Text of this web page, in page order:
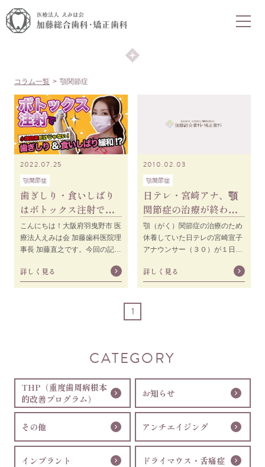
COLUMN
コラム
コラム一覧 顎関節症
2022.07.25
顎関節症
歯ぎしり・食いしばり
はボトックス注射で緩
和させましょう！
こんにちは！大阪府羽曳野市 医
療法人えみは会 加藤歯科医院理
事長 加藤直之です。今回の記事
食いしばりの説明を踏
詳しく見る
2010.02.03
顎関節症
日テレ・宮崎アナ、顎
関節症の治療が終わ
り、復帰へ。
顎（がく）関節症の治療のため
休養していた日テレの宮崎宣子
アナウンサー（３０）が１日、
ナは「ラジかるッ」司会を中
詳しく見る
1
CATEGORY
THP（重度歯周病根本
的改善プログラム）
お知らせ
その他 アンチエイジング
インプラント ドライマウス・舌痛症